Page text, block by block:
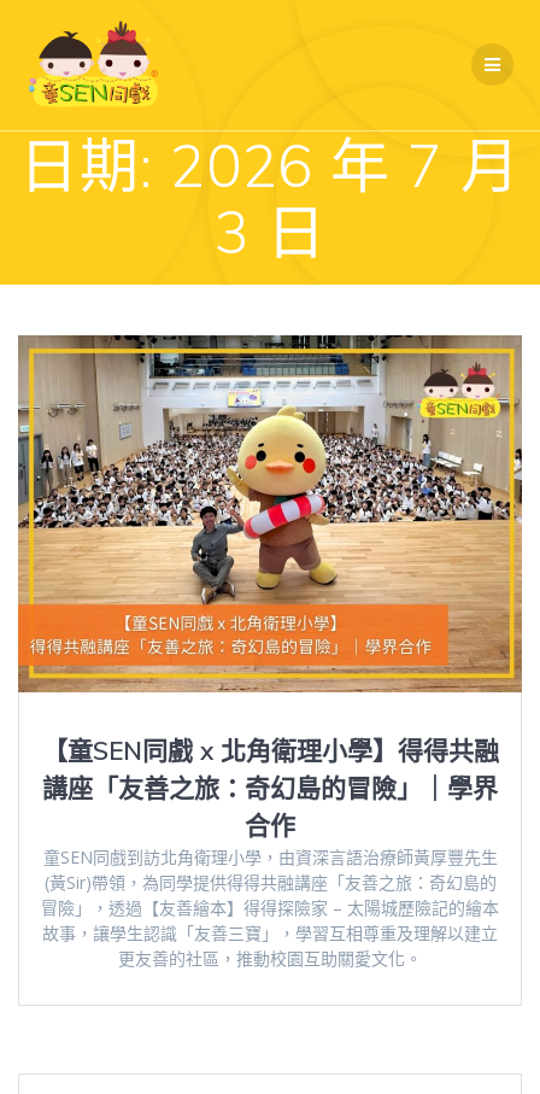
日期: 2026 年 7 月
3 日
【童SEN同戲 x 北角衛理小學】得得共融
講座「友善之旅：奇幻島的冒險」｜學界
合作
童SEN同戲到訪北角衛理小學，由資深言語治療師黃厚豐先生
(黃Sir)帶領，為同學提供得得共融講座「友善之旅：奇幻島的
冒險」，透過【友善繪本】得得探險家 – 太陽城歷險記的繪本
故事，讓學生認識「友善三寶」，學習互相尊重及理解以建立
更友善的社區，推動校園互助關愛文化。